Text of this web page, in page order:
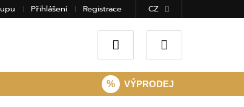
Přihlášení Registrace CZ
% VÝPRODEJ